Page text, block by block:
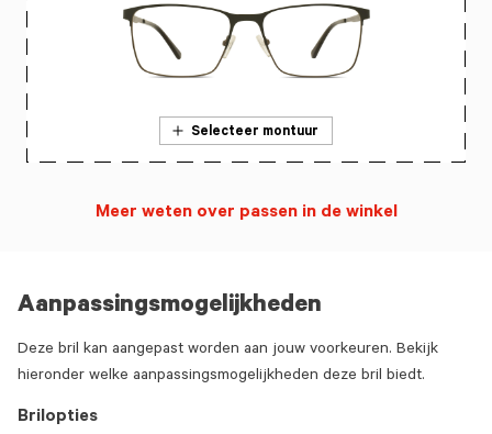
Aanpassingsmogelijkheden
Deze bril kan aangepast worden aan jouw voorkeuren. Bekijk
hieronder welke aanpassingsmogelijkheden deze bril biedt.
Brilopties
Selecteer montuur
Meer weten over passen in de winkel